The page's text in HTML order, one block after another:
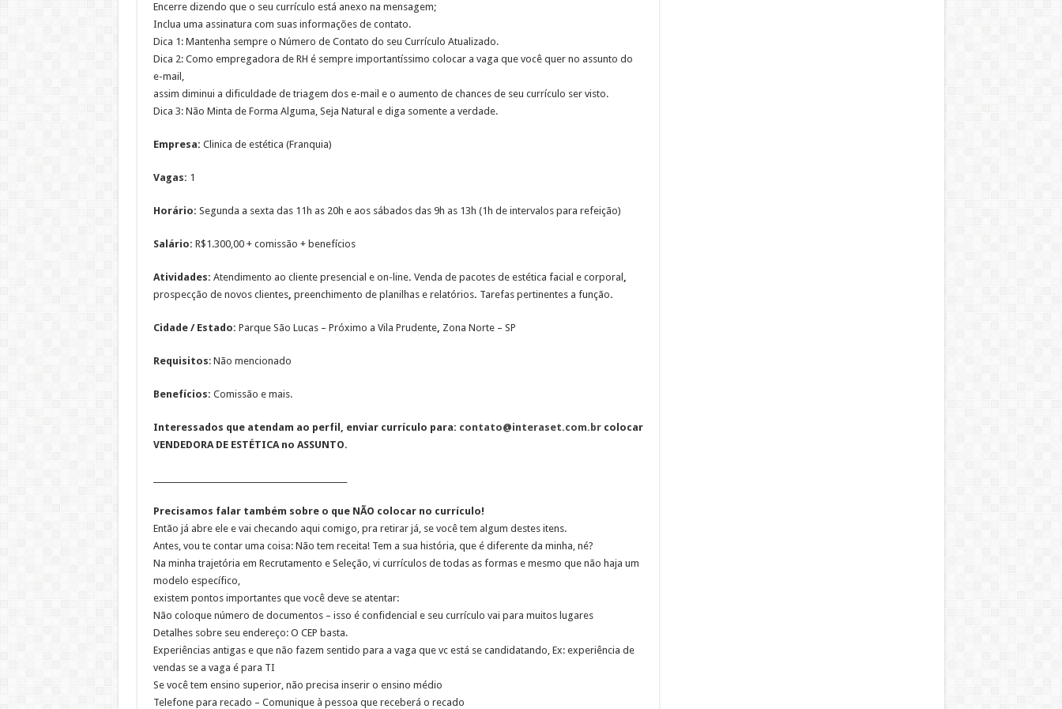
Encerre dizendo que o seu currículo está anexo na mensagem;
Inclua uma assinatura com suas informações de contato.
Dica 1: Mantenha sempre o Número de Contato do seu Currículo Atualizado.
Dica 2: Como empregadora de RH é sempre importantíssimo colocar a vaga que você quer no assunto do
e-mail,
assim diminui a dificuldade de triagem dos e-mail e o aumento de chances de seu currículo ser visto.
Dica 3: Não Minta de Forma Alguma, Seja Natural e diga somente a verdade.
Empresa: Clinica de estética (Franquia)
Vagas: 1
Horário: Segunda a sexta das 11h as 20h e aos sábados das 9h as 13h (1h de intervalos para refeição)
Salário: R$1.300,00 + comissão + benefícios
Atividades: Atendimento ao cliente presencial e on-line. Venda de pacotes de estética facial e corporal ,
prospecção de novos clientes, preenchimento de planilhas e relatórios. Tarefas pertinentes a função.
Cidade / Estado: Parque São Lucas – Próximo a Vila Prudente, Zona Norte – SP
Requisitos: Não mencionado
Benefícios: Comissão e mais.
Interessados que atendam ao perfil, enviar currículo para: contato@interaset.com.brcolocar
VENDEDORA DE ESTÉTICAno ASSUNTO.
Precisamos falar também sobre o que NÃO colocar no currículo!
Então já abre ele e vai checando aqui comigo, pra retirar já, se você tem algum destes itens.
Antes, vou te contar uma coisa: Não tem receita! Tem a sua história, que é diferente da minha, né?
Na minha trajetória em Recrutamento e Seleção, vi currículos de todas as formas e mesmo que não haja um
modelo específico,
existem pontos importantes que você deve se atentar:
Não coloque número de documentos – isso é confidencial e seu currículo vai para muitos lugares
Detalhes sobre seu endereço: O CEP basta.
Experiências antigas e que não fazem sentido para a vaga que vc está se candidatando, Ex: experiência de
vendas se a vaga é para TI
Se você tem ensino superior, não precisa inserir o ensino médio
Telefone para recado – Comunique à pessoa que receberá o recado